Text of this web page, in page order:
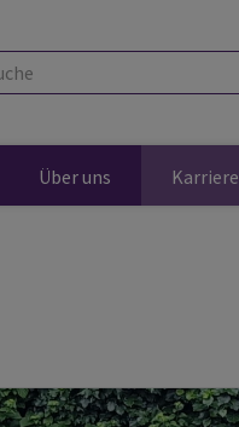
Über uns Karriere